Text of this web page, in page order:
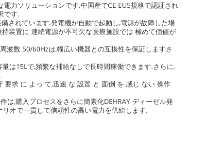
力ソリューションです.中国産でCE EU5規格で認証され
です.
されています.発電機が自動で起動し,電源が故障した場
装置に 連続電源が不可欠な医療施設では 極めて価値が
波数 50/60Hzは,幅広い機器との互換性を保証しますさ
は15Lで,頻繁な補給なしで長時間稼働できます.さらに,
要求 に よっ て,迅速 な 設置 と 面倒 を 感じ ない 操作
,購入プロセスをさらに簡素化DEHRAY ディーゼル発
オで一貫して信頼性の高い電力を供給します.